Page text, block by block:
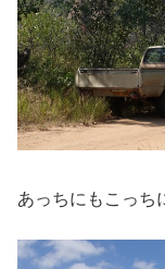
あっちにもこっち